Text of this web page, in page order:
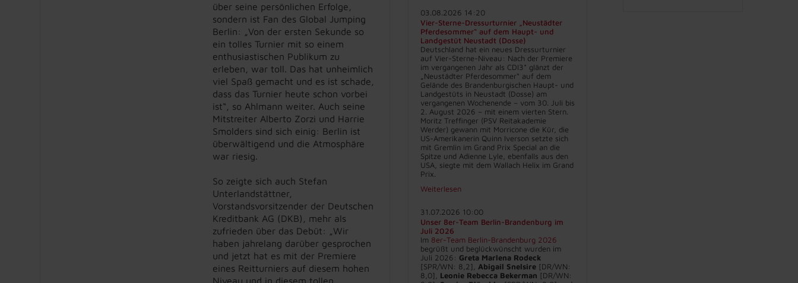
über seine persönlichen Erfolge,
sondern ist Fan des Global Jumping
Berlin: „Von der ersten Sekunde so
ein tolles Turnier mit so einem
enthusiastischen Publikum zu
erleben, war toll. Das hat unheimlich
viel Spaß gemacht und es ist schade,
dass das Turnier heute schon vorbei
ist“, so Ahlmann weiter. Auch seine
Mitstreiter Alberto Zorzi und Harrie
Smolders sind sich einig: Berlin ist
überwältigend und die Atmosphäre
war riesig.
So zeigte sich auch Stefan
Unterlandstättner,
Vorstandsvorsitzender der Deutschen
Kreditbank AG (DKB), mehr als
zufrieden über das Debüt: „Wir
haben jahrelang darüber gesprochen
und jetzt hat es mit der Premiere
eines Reitturniers auf diesem hohen
Niveau und in diesem tollen
03.08.2026 14:20
Vier-Sterne-Dressurturnier „Neustädter
Pferdesommer“ auf dem Haupt- und
Landgestüt Neustadt (Dosse)
Deutschland hat ein neues Dressurturnier
auf Vier-Sterne-Niveau: Nach der Premiere
im vergangenen Jahr als CDI3* glänzt der
„Neustädter Pferdesommer“ auf dem
Gelände des Brandenburgischen Haupt- und
Landgestüts in Neustadt (Dosse) am
vergangenen Wochenende – vom 30. Juli bis
2. August 2026 – mit einem vierten Stern.
Moritz Treffinger (PSV Reitakademie
Werder) gewann mit Morricone die Kür, die
US-Amerikanerin Quinn Iverson setzte sich
mit Gremlin im Grand Prix Special an die
Spitze und Adienne Lyle, ebenfalls aus den
USA, siegte mit dem Wallach Helix im Grand
Prix.
Weiterlesen
31.07.2026 10:00
Unser 8er-Team Berlin-Brandenburg im
Juli 2026
Im 8er-Team Berlin-Brandenburg 2026
begrüßt und beglückwünscht wurden im
Juli 2026: Greta Marlena Rodeck
[SPR/WN: 8,2], Abigail Snelsire [DR/WN:
8,0], Leonie Rebecca Bekerman [DR/WN: